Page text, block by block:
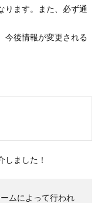
ります。また、必ず通
今後情報が変更される
ました！
ムによって行われ